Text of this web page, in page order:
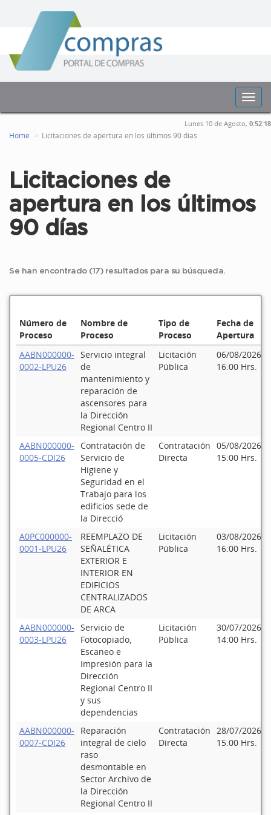
Lunes 10 de Agosto, 0:52:19
Home Licitaciones de apertura en los últimos 90 días
Licitaciones de
apertura en los últimos
90 días
Se han encontrado (17) resultados para su búsqueda.
Número de
Proceso
Nombre de
Proceso
Tipo de
Proceso
Fecha de
Apertura
AABN000000-
0002-LPU26
Servicio integral
de
mantenimiento y
reparación de
ascensores para
la Dirección
Regional Centro II
Licitación
Pública
06/08/2026
16:00 Hrs.
AABN000000-
0005-CDI26
Contratación de
Servicio de
Higiene y
Seguridad en el
Trabajo para los
edificios sede de
la Direcció
Contratación
Directa
05/08/2026
15:00 Hrs.
A0PC000000-
0001-LPU26
REEMPLAZO DE
SEÑALÉTICA
EXTERIOR E
INTERIOR EN
EDIFICIOS
CENTRALIZADOS
DE ARCA
Licitación
Pública
03/08/2026
16:00 Hrs.
AABN000000-
0003-LPU26
Servicio de
Fotocopiado,
Escaneo e
Impresión para la
Dirección
Regional Centro II
y sus
dependencias
Licitación
Pública
30/07/2026
14:00 Hrs.
AABN000000-
0007-CDI26
Reparación
integral de cielo
raso
desmontable en
Sector Archivo de
la Dirección
Regional Centro II
Contratación
Directa
28/07/2026
15:00 Hrs.